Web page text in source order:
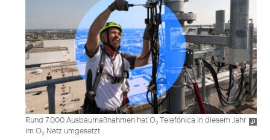
Rund 7.000 Ausbaumaßnahmen hat O2Telefónica in diesem Jahr
im O2 Netz umgesetzt